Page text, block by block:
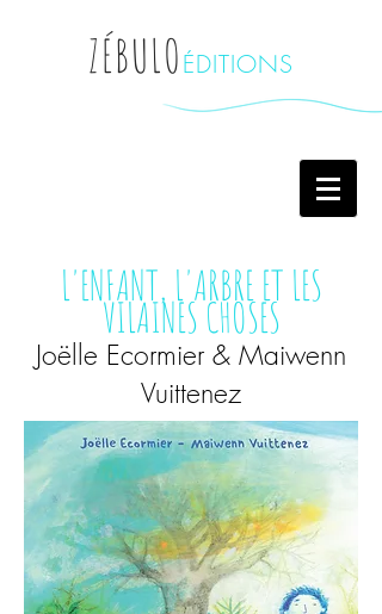
ZÉBULOÉDITIONS
L'ENFANT, L'ARBRE ET LES
VILAINES CHOSES
Joëlle Ecormier & Maiwenn
Vuittenez